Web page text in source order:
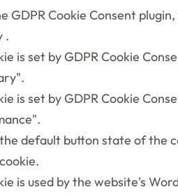
GDPR Cookie Consent
.
is set by GDPR Cookie
is set by GDPR Cookie
default button state of the
is used by the website's